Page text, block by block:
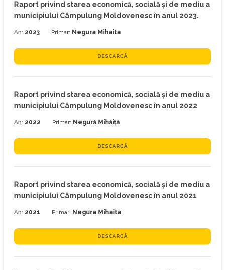
Raport privind starea economică, socială şi de mediu a
municipiului Câmpulung Moldovenesc în anul 2023.
An: 2023 Primar: Negura Mihaita
DESCARCĂ
Raport privind starea economică, socială şi de mediu a
municipiului Câmpulung Moldovenesc în anul 2022
An: 2022 Primar: Negură Mihăiță
DESCARCĂ
Raport privind starea economică, socială şi de mediu a
municipiului Câmpulung Moldovenesc în anul 2021
An: 2021 Primar: Negura Mihaita
DESCARCĂ